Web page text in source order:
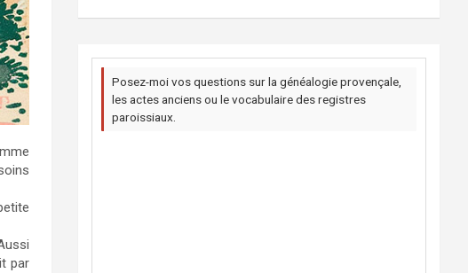
par
Posez-moi vos questions sur la généalogie provençale,
les actes anciens ou le vocabulaire des registres
paroissiaux.